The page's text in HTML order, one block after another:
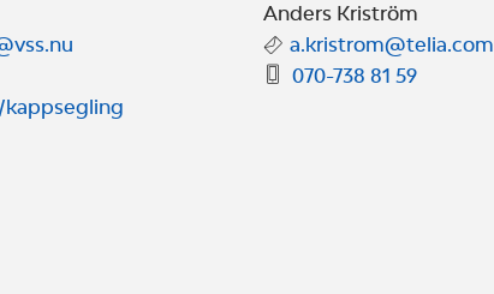
Anders Kriström
a.kristrom@telia.com
070-738 81 59